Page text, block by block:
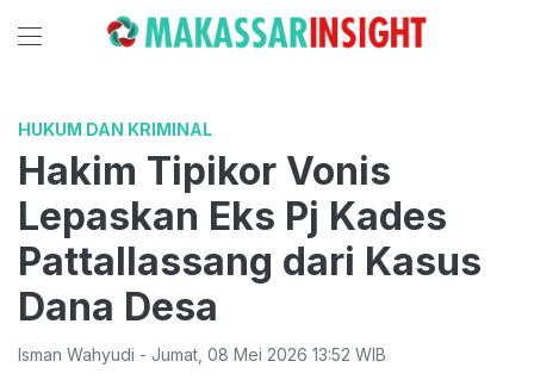
HUKUM DAN KRIMINAL
Hakim Tipikor Vonis
Lepaskan Eks Pj Kades
Pattallassang dari Kasus
Dana Desa
Isman Wahyudi - Jumat 08 Mei 2026 13:52 WIB